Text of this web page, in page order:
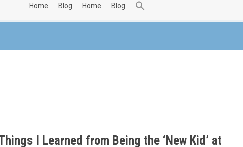
home blog home blog
I Learned from Being the ‘New Kid’ at